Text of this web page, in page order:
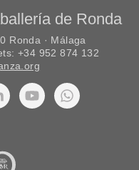
de Ronda
Ronda · Málaga
+34 952 874 132